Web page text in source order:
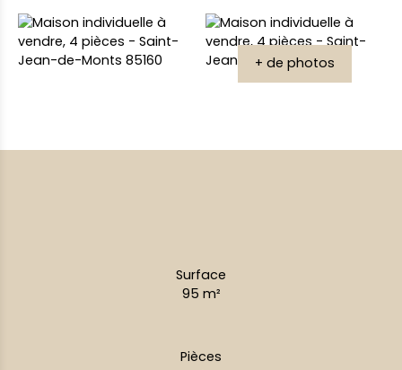
+ de photos
Surface
95 m²
Pièces